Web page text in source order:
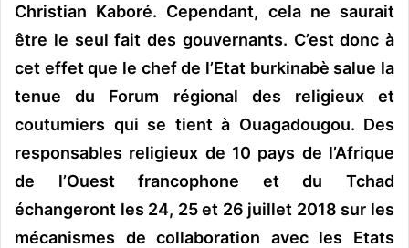
Christian Kaboré. Cependant, cela ne saurait
être le seul fait des gouvernants. C’est donc à
cet effet que le chef de l’Etat burkinabè salue la
tenue du Forum régional des religieux et
coutumiers qui se tient à Ouagadougou. Des
responsables religieux de 10 pays de l’Afrique
de l’Ouest francophone et du Tchad
échangeront les 24, 25 et 26 juillet 2018 sur les
mécanismes de collaboration avec les Etats